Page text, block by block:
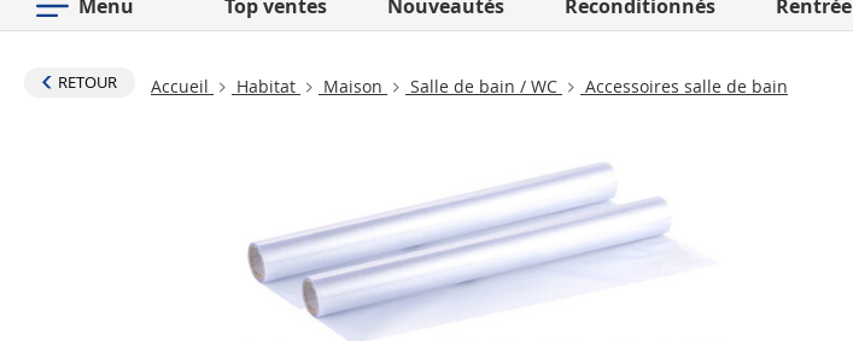
Menu Top ventes Nouveautés Reconditionnés Rentrée
RETOUR Accueil Habitat Maison Salle de bain / WC Accessoires salle de bain